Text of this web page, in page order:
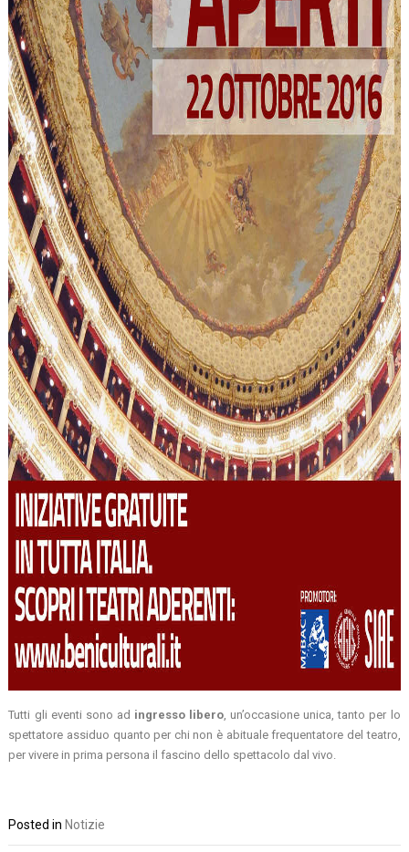
Tutti gli eventi sono ad ingresso libero, un’occasione unica, tanto per lo
spettatore assiduo quanto per chi non è abituale frequentatore del teatro,
per vivere in prima persona il fascino dello spettacolo dal vivo.
Posted in Notizie